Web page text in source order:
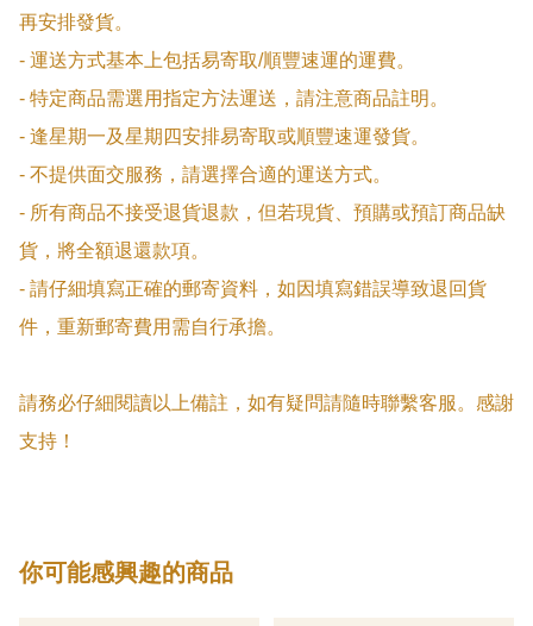
再安排發貨。
- 運送方式基本上包括易寄取/順豐速運的運費。
- 特定商品需選用指定方法運送，請注意商品註明。
- 逢星期一及星期四安排易寄取或順豐速運發貨。
- 不提供面交服務，請選擇合適的運送方式。
- 所有商品不接受退貨退款，但若現貨、預購或預訂商品缺
貨，將全額退還款項。
- 請仔細填寫正確的郵寄資料，如因填寫錯誤導致退回貨
件，重新郵寄費用需自行承擔。
請務必仔細閱讀以上備註，如有疑問請隨時聯繫客服。感謝
支持！
你可能感興趣的商品